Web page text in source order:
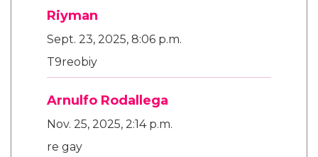
Riyman
Sept. 23, 2025, 8:06 p.m.
T9reobiy
Arnulfo Rodallega
Nov. 25, 2025, 2:14 p.m.
re gay